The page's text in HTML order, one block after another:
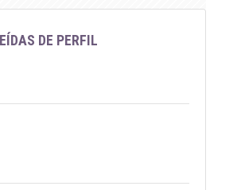
DE PERFIL